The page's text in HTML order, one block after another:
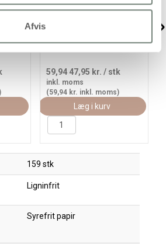
Afvis
9.50 m/ 1 rl.
59,94 47,95 kr. / stk
inkl. moms
(59,94 kr. inkl. moms)
Læg i kurv
159 stk
Ligninfrit
Syrefrit papir